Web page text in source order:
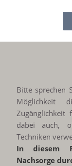
Bitte sprechen
Möglichkeit
dabei auch,
Techniken
In diesem
Nachsorge